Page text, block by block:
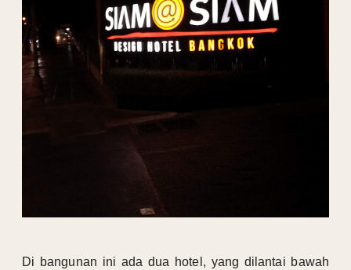
Di bangunan ini ada dua hotel, yang dilantai bawah